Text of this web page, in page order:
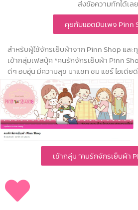
ส่งข้อความทักได้เล
คุยกับแอดมินเพจ Pinn
สำหรับผู้ใช้จักรเย็บผ้าจาก Pinn Shop แล
เข้ากลุ่มเฟสบุ้ค *คนรักจักรเย็บผ้า Pinn
ดีๆ อบอุ่น มีความสุข มาแชท ชม แชร์ ไอเดีย
เข้ากลุ่ม “คนรักจักรเย็บผ้า